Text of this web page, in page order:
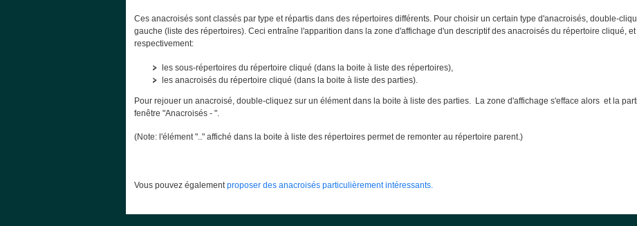
Ces anacroisés sont classés par type et répartis dans des répertoires différents. Pour choisir un certain type d'anacroisés, double-
gauche (liste des répertoires). Ceci entraîne l'apparition dans la zone d'affichage d'un descriptif des anacroisés du répertoire cliqué,
respectivement:
les sous-répertoires du répertoire cliqué (dans la boite à liste des répertoires),
les anacroisés du répertoire cliqué (dans la boite à liste des parties).
Pour rejouer un anacroisé, double-cliquez sur un élément dans la boite à liste des parties. La zone d'affichage s'efface alors et la
fenêtre "Anacroisés - ".
(Note: l'élément ".." affiché dans la boite à liste des répertoires permet de remonter au répertoire parent.)
Vous pouvez égalementproposer des anacroisés particulièrement intéressants.